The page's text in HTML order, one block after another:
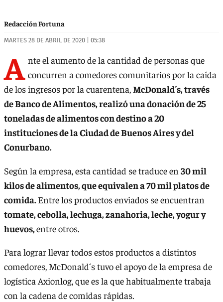
Redacción Fortuna
MARTES 28 DE ABRIL DE 2020 | 05:38
A nte el aumento de la cantidad de personas que
concurren a comedores comunitarios por la caída
de los ingresos por la cuarentena,McDonald´s, través
de Banco de Alimentos, realizó una donación de 25
toneladas de alimentos con destino a 20
instituciones de la Ciudad de Buenos Aires y del
Conurbano.
Según la empresa, esta cantidad se traduce en 30 mil
kilos de alimentos, que equivalen a 70 mil platos de
comida.Entre los productos enviados se encuentran
tomate, cebolla, lechuga, zanahoria, leche, yogur y
huevos,entre otros.
Para lograr llevar todos estos productos a distintos
comedores, McDonald´s tuvo el apoyo de la empresa de
logística Axionlog, que es la que habitualmente trabaja
con la cadena de comidas rápidas.